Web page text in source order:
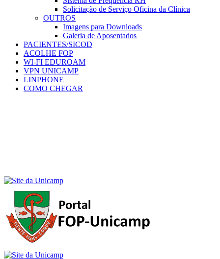
Solicitação de Serviço Oficina da Clínica
OUTROS
Imagens para Downloads
Galeria de Aposentados
PACIENTES/SICOD
ACOLHE FOP
WI-FI EDUROAM
VPN UNICAMP
LINPHONE
COMO CHEGAR